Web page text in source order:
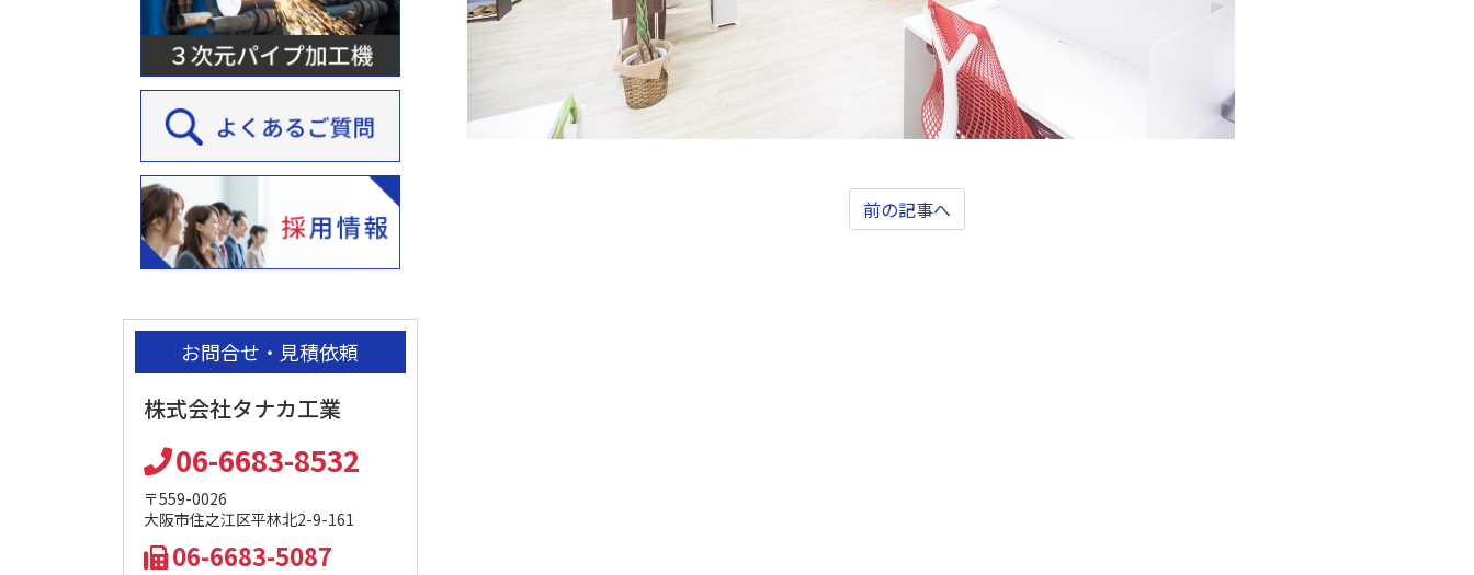
前の記事へ
お問合せ・見積依頼
株式会社タナカ工業
06-6683-8532
〒559-0026
大阪市住之江区平林北2-9-161
06-6683-5087